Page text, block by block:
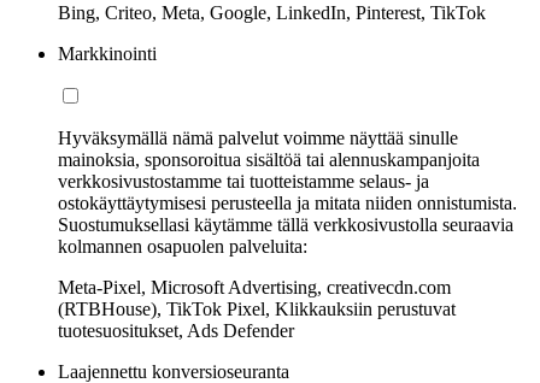
Bing, Criteo, Meta, Google, LinkedIn, Pinterest, TikTok
Markkinointi
Hyväksymällä nämä palvelut voimme näyttää sinulle
mainoksia, sponsoroitua sisältöä tai alennuskampanjoita
verkkosivustostamme tai tuotteistamme selaus- ja
ostokäyttäytymisesi perusteella ja mitata niiden onnistumista.
Suostumuksellasi käytämme tällä verkkosivustolla seuraavia
kolmannen osapuolen palveluita:
Meta-Pixel, Microsoft Advertising, creativecdn.com
(RTBHouse), TikTok Pixel, Klikkauksiin perustuvat
tuotesuositukset, Ads Defender
Laajennettu konversioseuranta